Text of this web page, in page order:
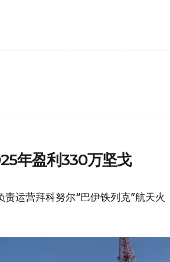
年盈利330万坚戈
运营拜科努尔“巴伊铁列克”航天火